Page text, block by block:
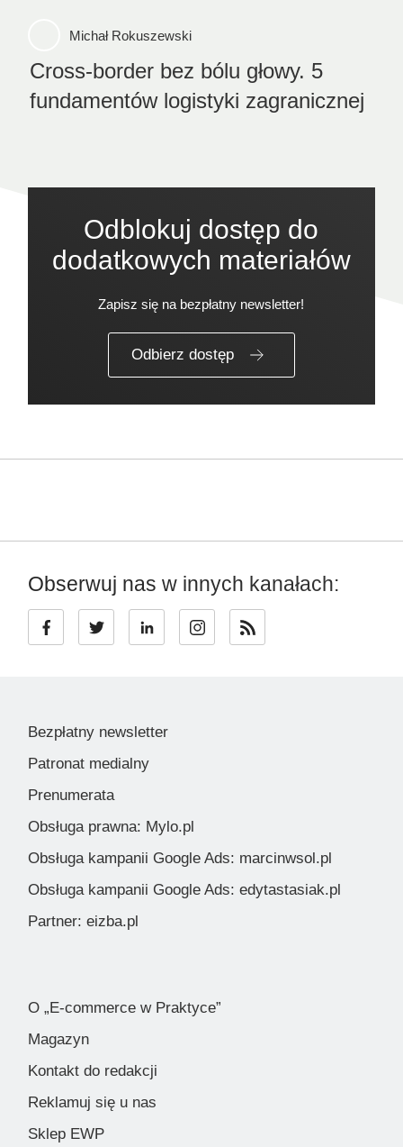
Michał Rokuszewski
Cross-border bez bólu głowy. 5
fundamentów logistyki zagranicznej
Odblokuj dostęp do
dodatkowych materiałów
Zapisz się na bezpłatny newsletter!
Odbierz dostęp
Obserwuj nas w innych kanałach:
Bezpłatny newsletter
Patronat medialny
Prenumerata
Obsługa prawna: Mylo.pl
Obsługa kampanii Google Ads: marcinwsol.pl
Obsługa kampanii Google Ads: edytastasiak.pl
Partner: eizba.pl
O „E-commerce w Praktyce”
Magazyn
Kontakt do redakcji
Reklamuj się u nas
Sklep EWP